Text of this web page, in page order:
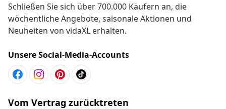
Schließen Sie sich über 700.000 Käufern an, die
wöchentliche Angebote, saisonale Aktionen und
Neuheiten von vidaXL erhalten.
Unsere Social-Media-Accounts
Vom Vertrag zurücktreten